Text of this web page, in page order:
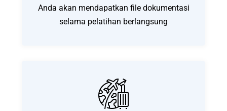
Anda akan mendapatkan file dokumentasi
selama pelatihan berlangsung